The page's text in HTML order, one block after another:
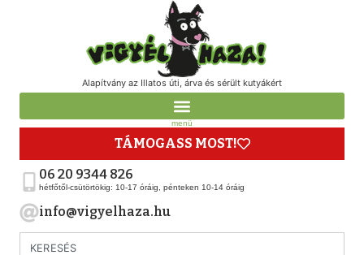
Alapítvány az Illatos úti, árva és sérült kutyákért
menü
TÁMOGASS MOST!
06 20 9344 826
hétfőtől-csütörtökig: 10-17 óráig, pénteken 10-14 óráig
info@vigyelhaza.hu